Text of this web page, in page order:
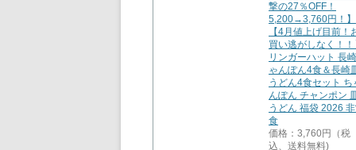
撃の27％OFF！
5,200→3,760円！】
【4月値上げ目前！
買い逃がしなく！！
リンガーハット 長
ゃんぽん4食＆長崎
うどん4食セット ち
んぽん チャンポン 皿
うどん 福袋 2026
食
価格：3,760円（税
込、送料無料)